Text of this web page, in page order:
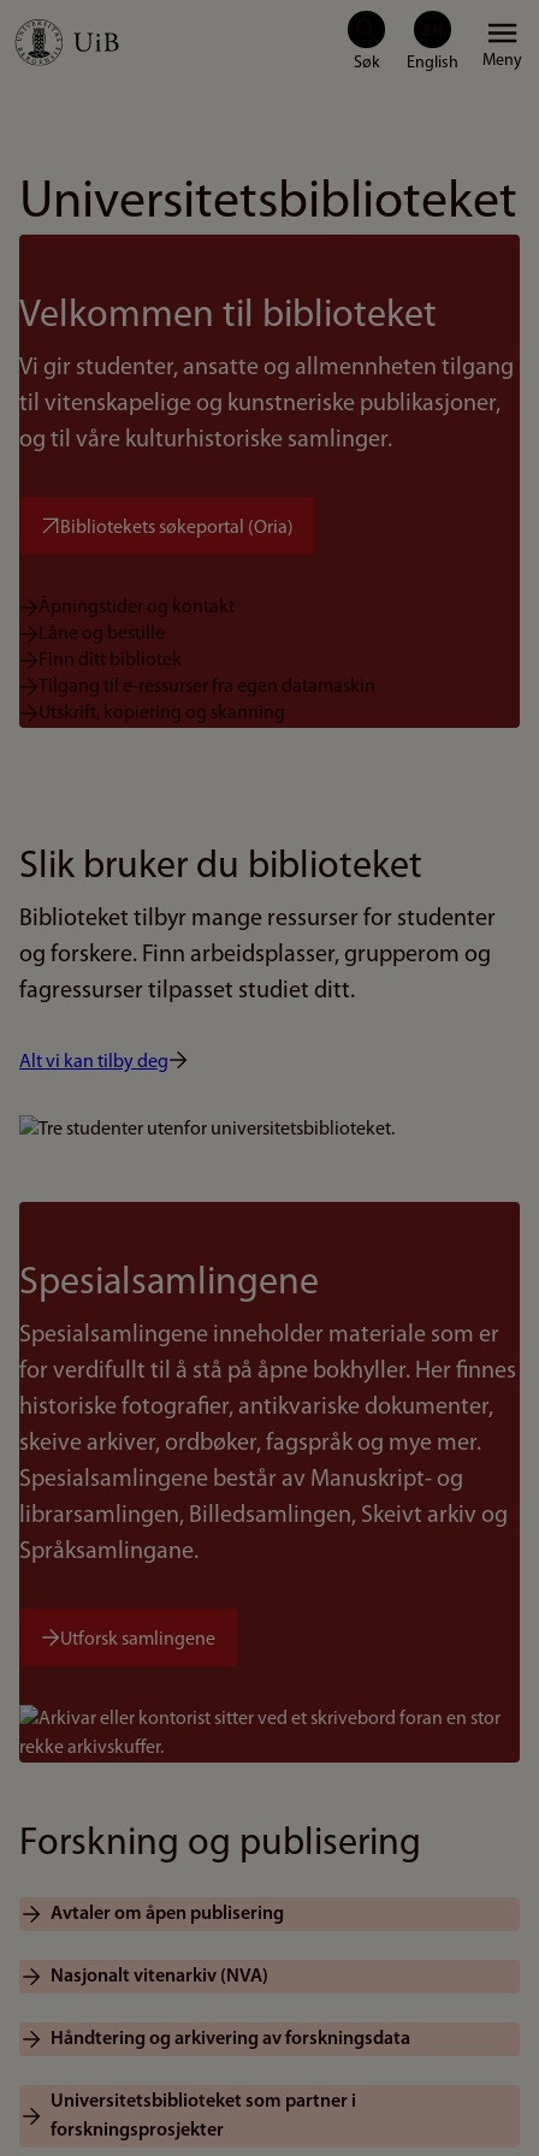
Hopp
Meny
Universitetsbiblioteket
Velkommen til biblioteket
Vi gir studenter, ansatte og allmennheten tilgang
til vitenskapelige og kunstneriske publikasjoner,
og til våre kulturhistoriske samlinger.
Bibliotekets søkeportal (Oria)
Åpningstider og kontakt
Låne og bestille
Finn ditt bibliotek
Tilgang til e-ressurser fra egen datamaskin
Utskrift, kopiering og skanning
Slik bruker du biblioteket
Biblioteket tilbyr mange ressurser for studenter
og forskere. Finn arbeidsplasser, grupperom og
fagressurser tilpasset studiet ditt.
Alt vi kan tilby deg
Bilde
Spesialsamlingene
Spesialsamlingene inneholder materiale som er
for verdifullt til å stå på åpne bokhyller. Her finnes
historiske fotografier, antikvariske dokumenter,
skeive arkiver, ordbøker, fagspråk og mye mer.
Spesialsamlingene består av Manuskript- og
librarsamlingen, Billedsamlingen, Skeivt arkiv og
Språksamlingane.
Utforsk samlingene
Bilde
Forskning og publisering
Avtaler om åpen publisering
Nasjonalt vitenarkiv (NVA)
Håndtering og arkivering av forskningsdata
Universitetsbiblioteket som partner i
forskningsprosjekter